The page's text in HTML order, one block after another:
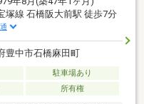
塚線 石橋阪大前駅 徒歩7分
豊中市石橋麻田町
駐車場あり
所有権